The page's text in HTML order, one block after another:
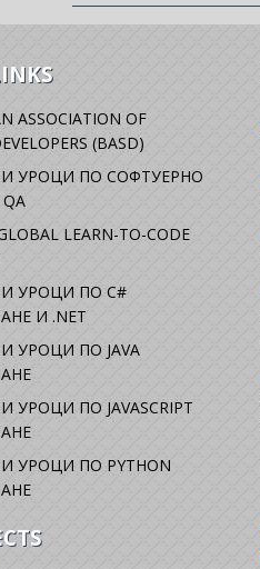
ASSOCIATION OF
(BASD)
И УРОЦИ ПО СОФТУЕРНО
LEARN-TO-CODE
УРОЦИ ПО C#
И .NET
УРОЦИ ПО JAVA
УРОЦИ ПО JAVASCRIPT
УРОЦИ ПО PYTHON